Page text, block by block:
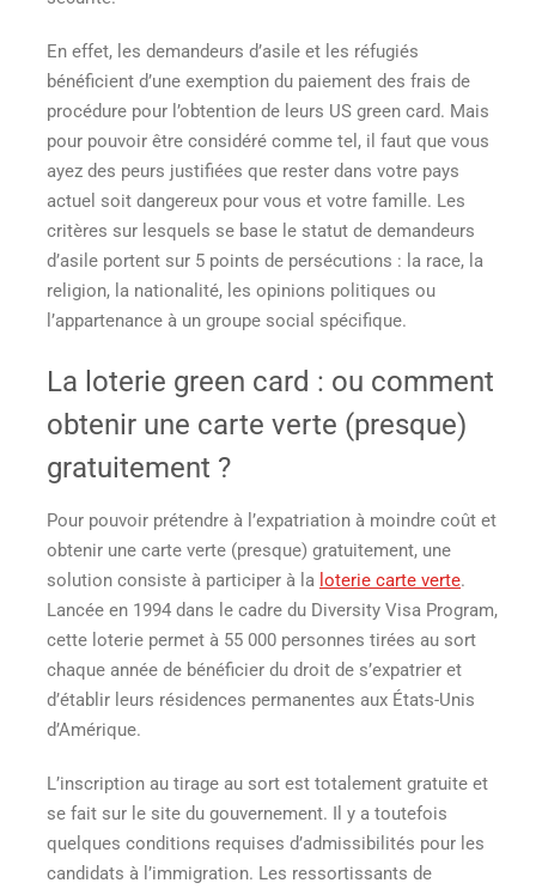
En effet, les demandeurs d’asile et les réfugiés
bénéficient d’une exemption du paiement des frais de
procédure pour l’obtention de leurs US green card. Mais
pour pouvoir être considéré comme tel, il faut que vous
ayez des peurs justifiées que rester dans votre pays
actuel soit dangereux pour vous et votre famille. Les
critères sur lesquels se base le statut de demandeurs
d’asile portent sur 5 points de persécutions : la race, la
religion, la nationalité, les opinions politiques ou
l’appartenance à un groupe social spécifique.
La loterie green card : ou comment
obtenir une carte verte (presque)
gratuitement ?
Pour pouvoir prétendre à l’expatriation à moindre coût et
obtenir une carte verte (presque) gratuitement, une
solution consiste à participer à la loterie carte verte.
Lancée en 1994 dans le cadre du Diversity Visa Program,
cette loterie permet à 55 000 personnes tirées au sort
chaque année de bénéficier du droit de s’expatrier et
d’établir leurs résidences permanentes aux États-Unis
d’Amérique.
L’inscription au tirage au sort est totalement gratuite et
se fait sur le site du gouvernement. Il y a toutefois
quelques conditions requises d’admissibilités pour les
candidats à l’immigration. Les ressortissants de